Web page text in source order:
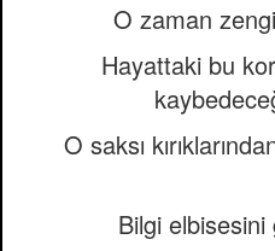
O zaman
Hayattaki bu
O saksı
Bilgi